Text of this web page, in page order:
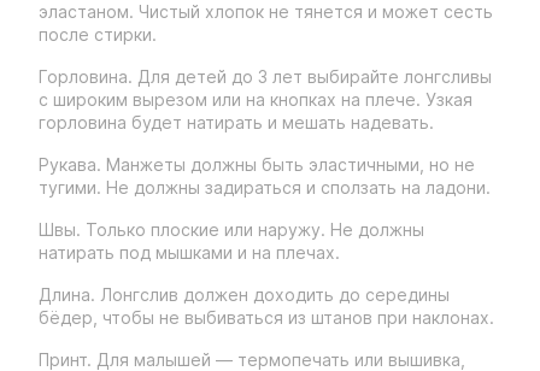
эластаном. Чистый хлопок не тянется и может сесть
после стирки.
Горловина. Для детей до 3 лет выбирайте лонгсливы
с широким вырезом или на кнопках на плече. Узкая
горловина будет натирать и мешать надевать.
Рукава. Манжеты должны быть эластичными, но не
тугими. Не должны задираться и сползать на ладони.
Швы. Только плоские или наружу. Не должны
натирать под мышками и на плечах.
Длина. Лонгслив должен доходить до середины
бёдер, чтобы не выбиваться из штанов при наклонах.
Принт. Для малышей — термопечать или вышивка,